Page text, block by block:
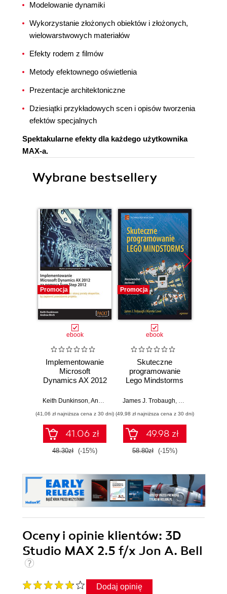
Modelowanie dynamiki
Wykorzystanie złożonych obiektów i złożonych,
wielowarstwowych materiałów
Efekty rodem z filmów
Metody efektownego oświetlenia
Prezentacje architektoniczne
Dziesiątki przykładowych scen i opisów tworzenia
efektów specjalnych
Spektakularne efekty dla każdego użytkownika
MAX-a.
Wybrane bestsellery
Promocja
ebook
Implementowanie
Microsoft
Dynamics AX 2012
Step 2012
Keith Dunkinson Andrew Birch
(41,06 zł najniższa cena z 30 dni)
41.06 zł
48.30zł (-15%)
Promocja
ebook
Skuteczne
programowanie
Lego Mindstorms
James J. Trobaugh
(49,98 zł najniższa cena z 30 dni)
49.98 zł
58.80zł (-15%)
Oceny i opinie klientów: 3D
Studio MAX 2.5 f/x Jon A. Bell
Dodaj opinię